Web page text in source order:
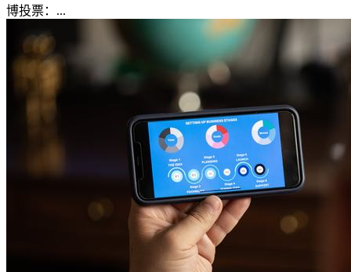
博投票：...